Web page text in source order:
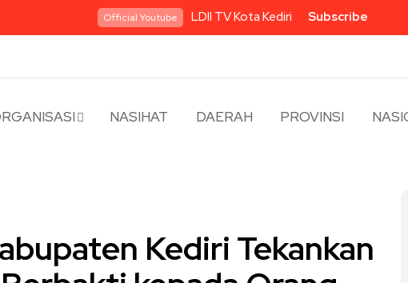
Official Youtube LDII TV Kota Kediri Subscribe
NASIHAT DAERAH PROVINSI
Kediri Tekankan